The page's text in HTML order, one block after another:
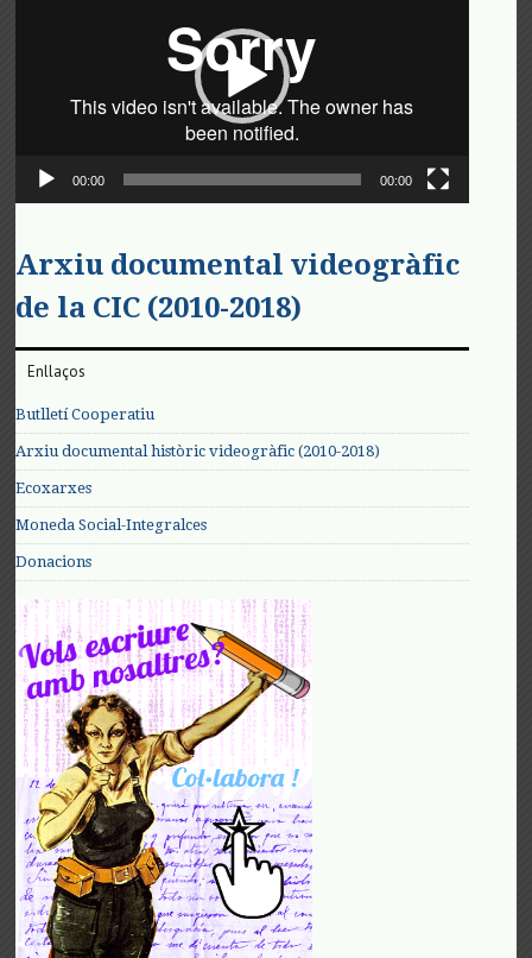
00:00 00:00
Arxiu documental videogràfic
de la CIC (2010-2018)
Enllaços
Butlletí Cooperatiu
Arxiu documental històric videogràfic (2010-2018)
Ecoxarxes
Moneda Social-Integralces
Donacions